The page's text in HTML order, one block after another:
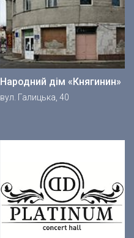
Народний дім «Княгинин»
вул. Галицька, 40